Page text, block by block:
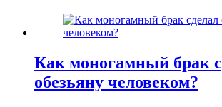
Как моногамный брак
обезьяну человеком?